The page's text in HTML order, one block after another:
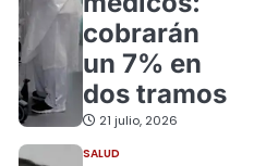
cobrarán
un 7% en
dos tramos
21 julio, 2026
SALUD